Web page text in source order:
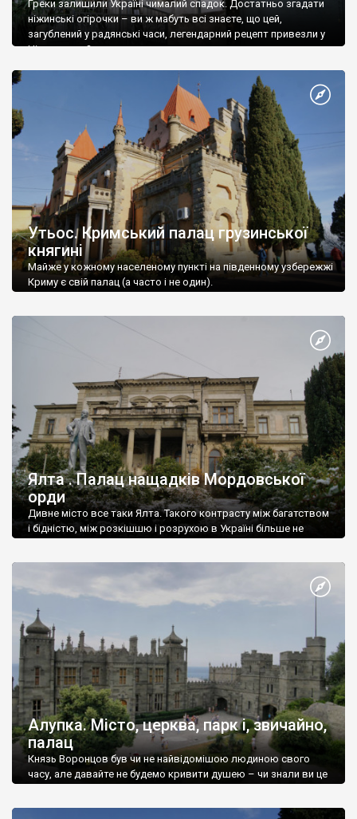
Греки залишили Україні чималий спадок. Достатньо згадати
ніжинські огірочки – ви ж мабуть всі знаєте, що цей,
загублений у радянські часи, легендарний рецепт привезли у
Ніжин греки?
Утьос. Кримський палац грузинської
княгині
Майже у кожному населеному пункті на південному узбережжі
Криму є свій палац (а часто і не один).
Ялта . Палац нащадків Мордовської
орди
Дивне місто все таки Ялта. Такого контрасту між багатством
і бідністю, між розкішшю і розрухою в Україні більше не
Алупка. Місто, церква, парк і, звичайно,
палац
Князь Воронцов був чи не найвідомішою людиною свого
часу, але давайте не будемо кривити душею – чи знали ви це